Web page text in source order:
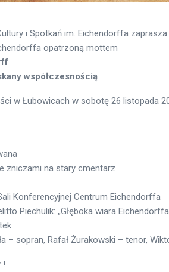
i Spotkań im. Eichendorffa
opatrzoną mottem
współczesnością
w Łubowicach w sobotę 26 listopada
zniczami na stary cmentarz
Konferencyjnej Centrum Eichendorffa
Piechulik: „Głęboka wiara
– sopran, Rafał Żurakowski – tenor,
!